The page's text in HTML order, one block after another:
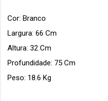
Cor: Branco
Largura: 66 Cm
Altura: 32 Cm
Profundidade: 75 Cm
Peso: 18.6 Kg